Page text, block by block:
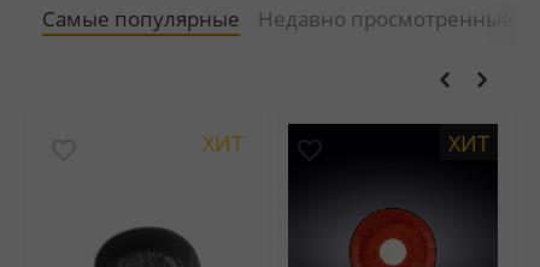
Самые популярные Недавно просмотренные
ХИТ ХИТ